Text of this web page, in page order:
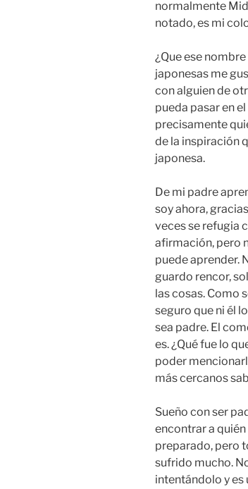
normalmente
notado, es mi
¿Que ese
japonesas me
con alguien de
pueda pasar en
precisamente
de la inspiración
japonesa.
De mi padre
soy ahora,
veces se refugia
afirmación, pero
puede aprender.
guardo rencor,
las cosas. Como
seguro que ni él
sea padre. El
es. ¿Qué fue lo
poder
más cercanos
Sueño con ser
encontrar a quién
preparado, pero
sufrido mucho.
intentándolo y es